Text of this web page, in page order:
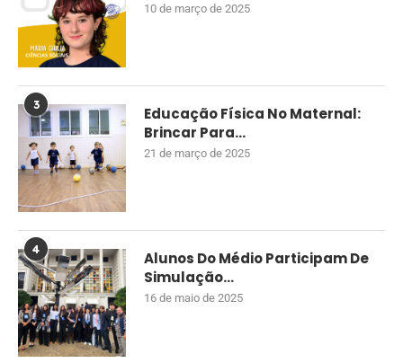
10 de março de 2025
3
Educação Física No Maternal:
Brincar Para...
21 de março de 2025
4
Alunos Do Médio Participam De
Simulação...
16 de maio de 2025